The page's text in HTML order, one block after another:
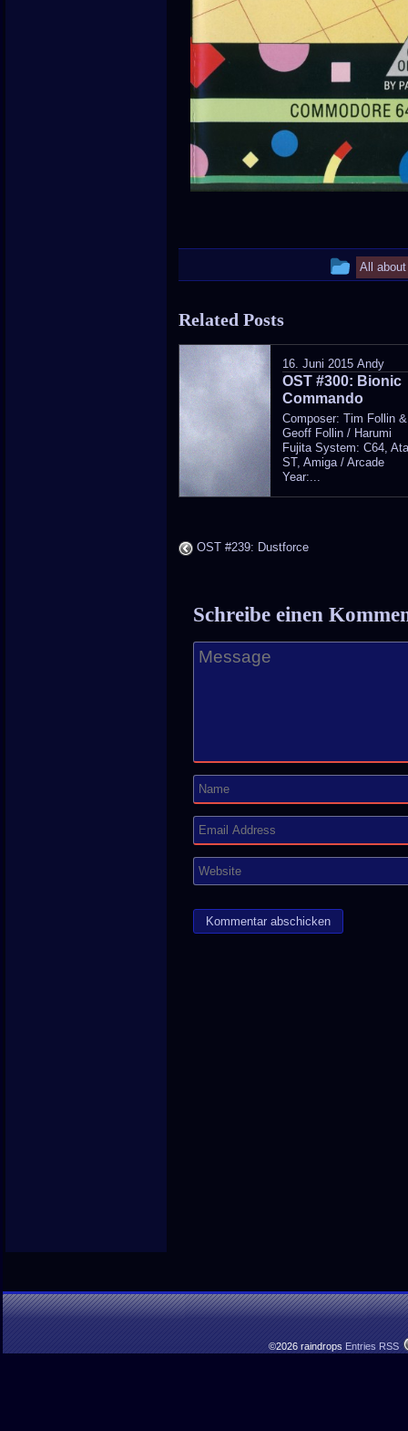
This
in
All
Related Posts
16. Juni 2015 Andy
OST #300: Bionic
Commando
Composer: Tim Follin &
Geoff Follin / Harumi
Fujita System: C64,
ST, Amiga / Arcade
Year:...
OST #239: Dustforce
Schreibe einen
©2026 raindrops Entries RSS